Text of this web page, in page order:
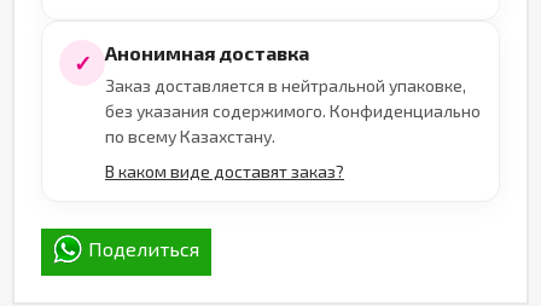
✓ Анонимная доставка
Заказ доставляется в нейтральной упаковке,
без указания содержимого. Конфиденциально
по всему Казахстану.
В каком виде доставят заказ?
Поделиться